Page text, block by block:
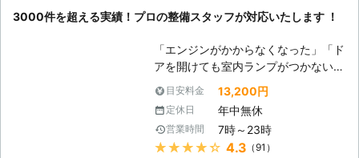
3000件を超える実績！プロの整備スタッフが対応いたします ！
「エンジンがかからなくなった」「ド
アを開けても室内ランプがつかない」
バッテリーが上がってしまうと車にこ
のような症状があらわれます。 普段
は動いていた車が突然動かなくなって
は大変困りますし、慣れていない方は
パニックにもなりますよね。 ヒリつ
目安料金 13,200円
定休日 年中無休
営業時間 7時～23時
★★★★★ 4.3 （91）